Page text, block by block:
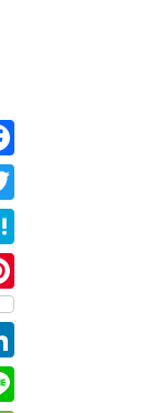
コ
ン
テ
ン
ツ
へ
移
動